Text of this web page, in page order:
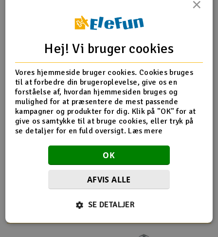
Radio udstyr
Raketter
Scooter & elkøretøj
Slot racing
Smarthjem, leg og hobby
Værktøj, udstyr og tilbehør
Gavekort
Produkt information
OS Glow Plug Medium P7 Medium
En helårs sæson, medium varme stik til Turbo
hovedmotorer.
Flere så også med
Hej! Vi bruger cookies
Vores hjemmeside bruger cookies. Cookies bruges
til at forbedre din brugeroplevelse, give os en
forståelse af, hvordan hjemmesiden bruges og
mulighed for at præsentere de mest passende
kampagner og produkter for dig. Klik på "OK" for at
give os samtykke til at bruge cookies, eller tryk på
se detaljer for en fuld oversigt. Læs mere
OK
AFVIS ALLE
SE DETALJER